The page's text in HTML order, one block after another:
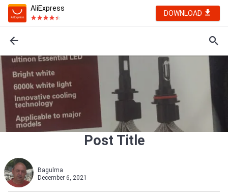
AliExpress
DOWNLOAD
Post Title
Bagulma
December 6, 2021